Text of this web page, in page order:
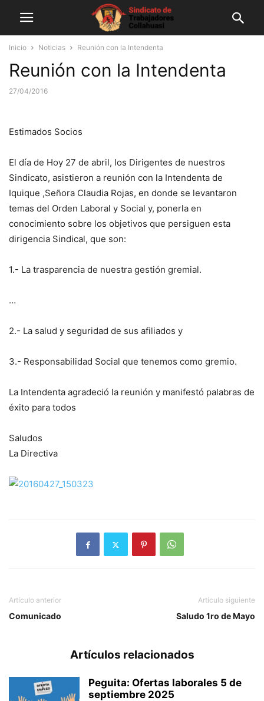
Inicio Noticias Reunión con la Intendenta
Reunión con la Intendenta
27/04/2016
Estimados Socios
El día de Hoy 27 de abril, los Dirigentes de nuestros
Sindicato, asistieron a reunión con la Intendenta de
Iquique ,Señora Claudia Rojas, en donde se levantaron
temas del Orden Laboral y Social y, ponerla en
conocimiento sobre los objetivos que persiguen esta
dirigencia Sindical, que son:
1.- La trasparencia de nuestra gestión gremial.
…
2.- La salud y seguridad de sus afiliados y
3.- Responsabilidad Social que tenemos como gremio.
La Intendenta agradeció la reunión y manifestó palabras de
éxito para todos
Saludos
La Directiva
Artículo anterior
Comunicado
Artículo siguiente
Saludo 1ro de Mayo
Artículos relacionados
Peguita: Ofertas laborales 5 de
septiembre 2025